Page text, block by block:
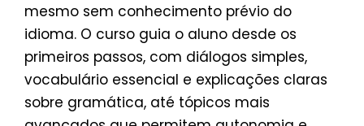
mesmo sem conhecimento prévio do
idioma. O curso guia o aluno desde os
primeiros passos, com diálogos simples,
vocabulário essencial e explicações claras
sobre gramática, até tópicos mais